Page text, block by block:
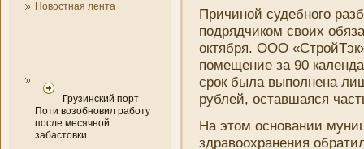
Новостная лента
Грузинский порт
Поти возобновил работу
после месячной
забастовки
Причиной судебного
подрядчиком своих
октября. ООО
помещени­е за 90
срок была выполнена
рублей, оставшаяся
На этом основани­и
здравоохранени­я